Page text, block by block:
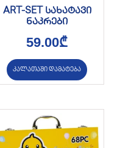
ART-SET სახატავი
ნაკრები
59.00₾
კალათაში დამატება